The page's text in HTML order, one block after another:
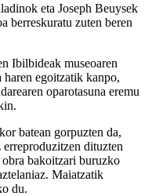
k eta Joseph Beuysek
berreskuratu zuten beren
Ibilbideak museoaren
haren egoitzatik kanpo,
oparotasuna eremu
batean gorpuzten da,
dituzten
bakoitzari buruzko
Maiatzatik
du.